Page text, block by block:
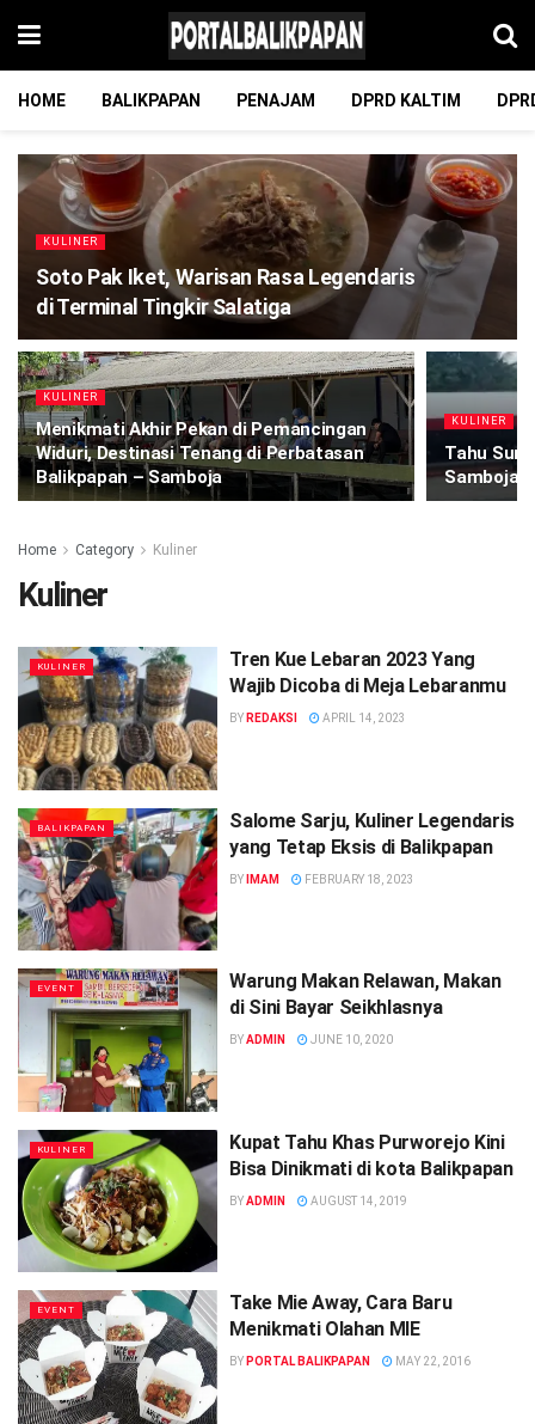
HOME BALIKPAPAN PENAJAM DPRD KALTIM
KULINER
Soto Pak Iket, Warisan Rasa Legendaris
di Terminal Tingkir Salatiga
KULINER
Menikmati Akhir Pekan di Pemancingan
Widuri, Destinasi Tenang di Perbatasan
Balikpapan – Samboja
KULINER
Tahu
Samboja
Home Category Kuliner
Kuliner
KULINER
Tren Kue Lebaran 2023 Yang
Wajib Dicoba di Meja Lebaranmu
BY REDAKSI APRIL 14, 2023
BALIKPAPAN
Salome Sarju, Kuliner Legendaris
yang Tetap Eksis di Balikpapan
BY IMAM FEBRUARY 18, 2023
EVENT
Warung Makan Relawan, Makan
di Sini Bayar Seikhlasnya
BYADMIN JUNE 10, 2020
KULINER
Kupat Tahu Khas Purworejo Kini
Bisa Dinikmati di kota Balikpapan
BYADMIN AUGUST 14, 2019
EVENT
Take Mie Away, Cara Baru
Menikmati Olahan MIE
BY PORTAL BALIKPAPAN MAY 22, 2016